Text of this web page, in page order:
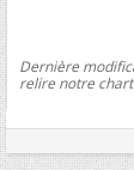
Dernière
relire notre